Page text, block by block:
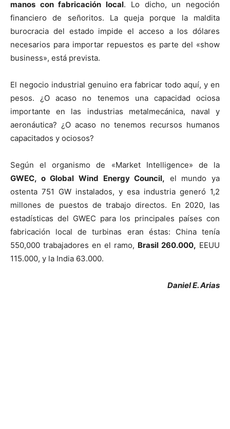
manos con fabricación local. Lo dicho, un negoción
financiero de señoritos. La queja porque la maldita
burocracia del estado impide el acceso a los dólares
necesarios para importar repuestos es parte del «show
business», está prevista.
El negocio industrial genuino era fabricar todo aquí, y en
pesos. ¿O acaso no tenemos una capacidad ociosa
importante en las industrias metalmecánica, naval y
aeronáutica? ¿O acaso no tenemos recursos humanos
capacitados y ociosos?
Según el organismo de «Market Intelligence» de la
GWEC, o Global Wind Energy Council, el mundo ya
ostenta 751 GW instalados, y esa industria generó 1,2
millones de puestos de trabajo directos. En 2020, las
estadísticas del GWEC para los principales países con
fabricación local de turbinas eran éstas: China tenía
550,000 trabajadores en el ramo, Brasil 260.000, EEUU
115.000, y la India 63.000.
Daniel E. Arias